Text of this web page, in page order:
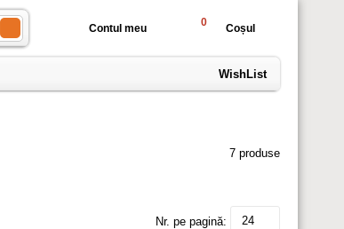
Contul meu 0 Coșul
WishList
7 produse
Nr. pe pagină: 24